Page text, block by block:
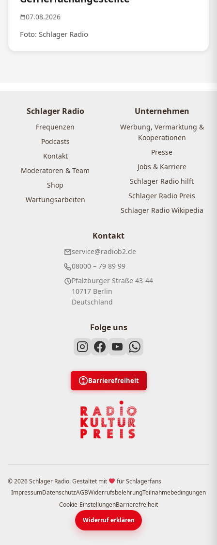
07.08.2026
Foto: Schlager Radio
Schlager Radio
Frequenzen
Podcasts
Kontakt
Moderatoren & Team
Shop
Wartungsarbeiten
Unternehmen
Werbung, Vermarktung &
Kooperationen
Presse
Jobs & Karriere
Schlager Radio hilft
Schlager Radio Preis
Schlager Radio Wikipedia
Kontakt
service@radiob2.de
08000 – 79 89 99
Pfalzburger Straße 43-44
10717 Berlin
Deutschland
Folge uns
Barrierefreiheit
© 2026 Schlager Radio. Gestaltet mit
für Schlagerfans
ImpressumDatenschutzAGBWiderrufsbelehrungTeilnahmebedingungen
Cookie-EinstellungenBarrierefreiheit
Widerruf erklären